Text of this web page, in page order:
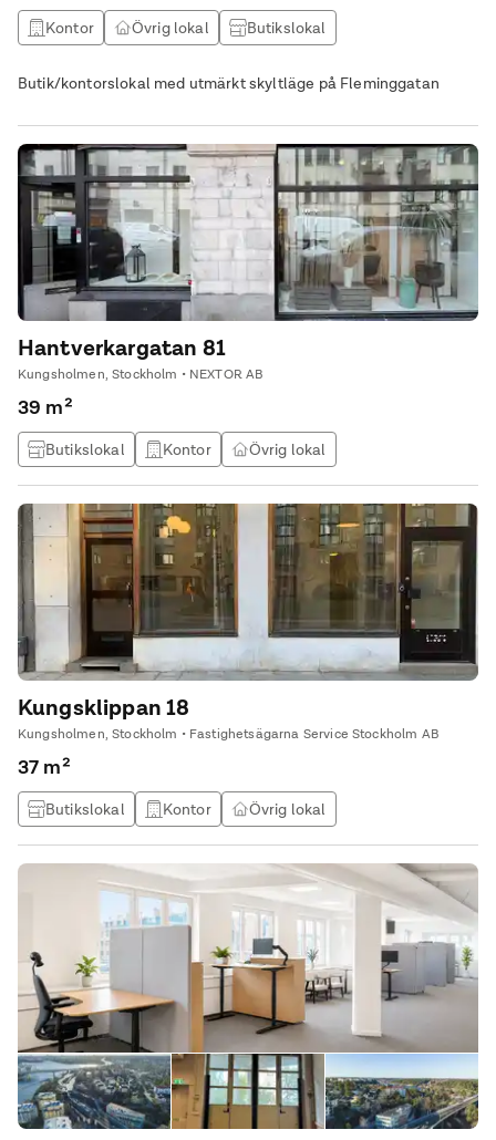
Kontor Övrig lokal Butikslokal
Butik/kontorslokal med utmärkt skyltläge på Fleminggatan
Hantverkargatan 81
Kungsholmen, Stockholm • NEXTOR AB
39 m²
Butikslokal Kontor Övrig lokal
Kungsklippan 18
Kungsholmen, Stockholm • Fastighetsägarna Service Stockholm AB
37 m²
Butikslokal Kontor Övrig lokal